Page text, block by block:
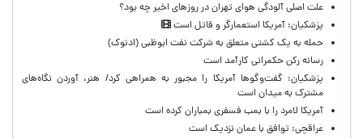
علت اصلی آلودگی هوای تهران در روزهای اخیر چه بود؟
پزشکیان: آمریکا استعمارگر و قاتل است
حمله به یک کشتی متعلق به شرکت نفت ابوظبی (ادنوک)
رسانه رکن حکمرانی کارآمد است
پزشکیان: گفت‌وگوها آمریکا را مجبور به همراهی کرد/ هنر، آوردن نگاه‌های
مشترک به میدان است
آمریکا لامرد را با بمب فسفری بمباران کرده است
عراقچی: توافق با عمان نزدیک است